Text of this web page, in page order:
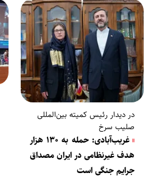
در دیدار رئیس کمیته بین‌المللی
صلیب سرخ
غریب‌آبادی: حمله به ۱۳۰ هزار
هدف غیرنظامی در ایران مصداق
جرایم جنگی است